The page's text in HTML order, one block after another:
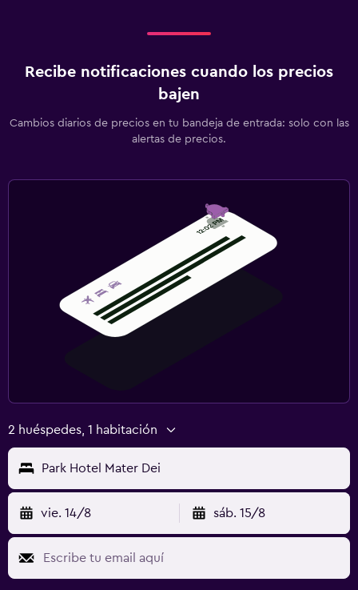
Recibe notificaciones cuando los precios
bajen
Cambios diarios de precios en tu bandeja de entrada: solo con las
alertas de precios.
2 huéspedes, 1 habitación
Park Hotel Mater Dei
vie. 14/8 sáb. 15/8